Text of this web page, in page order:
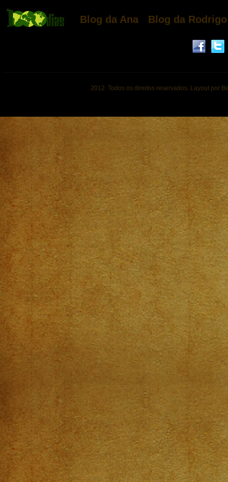
Blog da Ana Blog da Rodrigo
2012. Todos os direitos reservados. Layout por